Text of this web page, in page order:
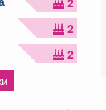
2
2